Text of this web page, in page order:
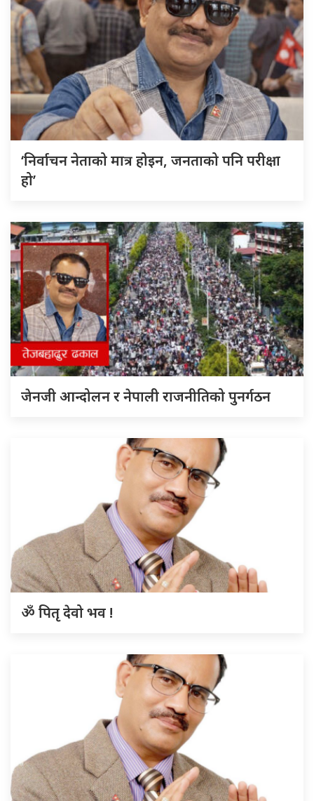
‘निर्वाचन नेताको मात्र होइन, जनताको पनि परीक्षा
हो’
जेनजी आन्दोलन र नेपाली राजनीतिको पुनर्गठन
ॐ पितृ देवो भव !